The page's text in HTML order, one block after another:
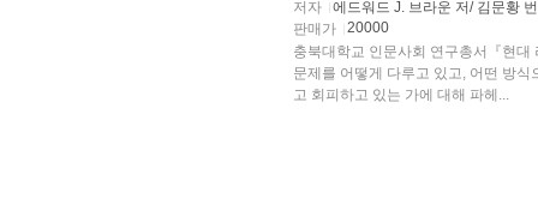
저자
에드워드 J. 브라운 저/ 김문황
판매가
20000
충북대학교 인문사회 연구총서『현
문제를 어떻게 다루고 있고, 어떤 방
고 회피하고 있는 가에 대해 파헤...